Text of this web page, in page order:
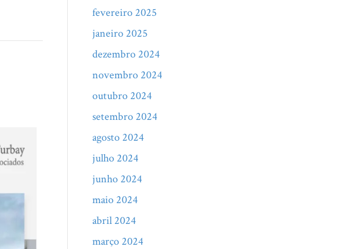
fevereiro 2025
janeiro 2025
dezembro 2024
novembro 2024
outubro 2024
setembro 2024
agosto 2024
julho 2024
junho 2024
maio 2024
abril 2024
março 2024